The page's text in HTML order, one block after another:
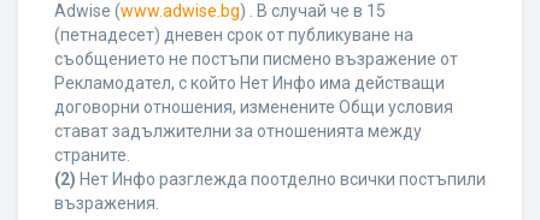
Adwise (www.adwise.bg) . В случай че в 15
(петнадесет) дневен срок от публикуване на
съобщението не постъпи писмено възражение от
Рекламодател, с който Нет Инфо има действащи
договорни отношения, изменените Общи условия
стават задължителни за отношенията между
страните.
(2) Нет Инфо разглежда поотделно всички постъпили
възражения.